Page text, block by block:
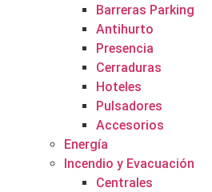
Barreras Parking
Antihurto
Presencia
Cerraduras
Hoteles
Pulsadores
Accesorios
Energía
Incendio y Evacuación
Centrales